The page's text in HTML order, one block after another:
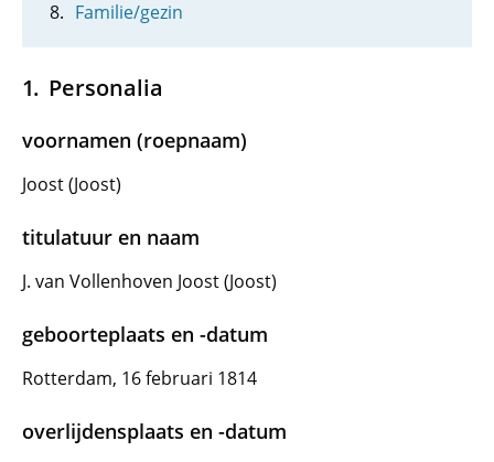
Familie/gezin
Personalia
voornamen (roepnaam)
Joost (Joost)
titulatuur en naam
J. van Vollenhoven Joost (Joost)
geboorteplaats en -datum
Rotterdam, 16 februari 1814
overlijdensplaats en -datum